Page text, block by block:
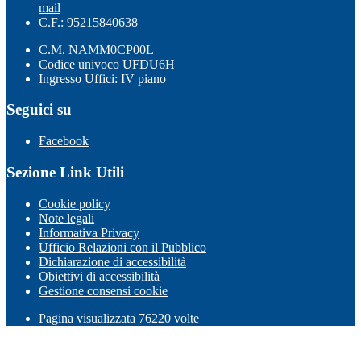
mail
C.F.: 95215840638
C.M. NAMM0CP00L
Codice univoco UFDU6H
Ingresso Uffici: IV piano
Seguici su
Facebook
Sezione Link Utili
Cookie policy
Note legali
Informativa Privacy
Ufficio Relazioni con il Pubblico
Dichiarazione di accessibilità
Obiettivi di accessibilità
Gestione consensi cookie
Pagina visualizzata 76220 volte